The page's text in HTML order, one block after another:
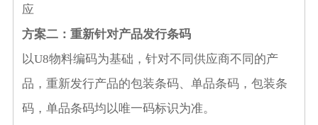
应
方案二： 重新针对产品发行条码
以U8物料编码为基础，针对不同供应商不同的产
品，重新发行产品的包装条码、单品条码，包装条
码，单品条码均以唯一码标识为准。